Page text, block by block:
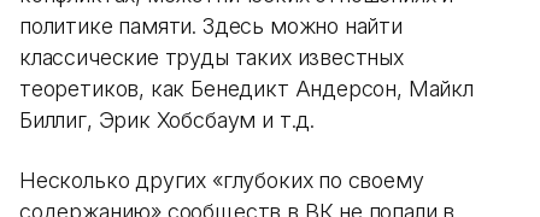
политике памяти. Здесь можно найти
классические труды таких известных
теоретиков, как Бенедикт Андерсон, Майкл
Биллиг, Эрик Хобсбаум и т.д.
Несколько других «глубоких по своему
содержанию» сообществ в ВК не попали в